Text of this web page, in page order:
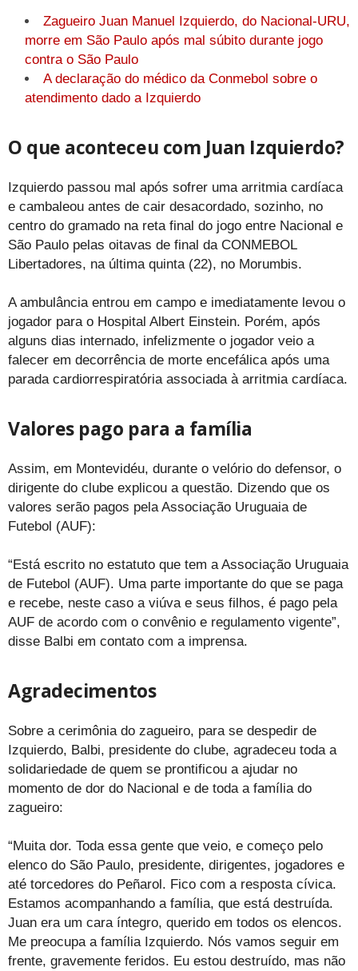
Zagueiro Juan Manuel Izquierdo, do Nacional-URU,
morre em São Paulo após mal súbito durante jogo
contra o São Paulo
A declaração do médico da Conmebol sobre o
atendimento dado a Izquierdo
O que aconteceu com Juan Izquierdo?
Izquierdo passou mal após sofrer uma arritmia cardíaca
e cambaleou antes de cair desacordado, sozinho, no
centro do gramado na reta final do jogo entre Nacional e
São Paulo pelas oitavas de final da CONMEBOL
Libertadores, na última quinta (22), no Morumbis.
A ambulância entrou em campo e imediatamente levou o
jogador para o Hospital Albert Einstein. Porém, após
alguns dias internado, infelizmente o jogador veio a
falecer em decorrência de morte encefálica após uma
parada cardiorrespiratória associada à arritmia cardíaca.
Valores pago para a família
Assim, em Montevidéu, durante o velório do defensor, o
dirigente do clube explicou a questão. Dizendo que os
valores serão pagos pela Associação Uruguaia de
Futebol (AUF):
“Está escrito no estatuto que tem a Associação Uruguaia
de Futebol (AUF). Uma parte importante do que se paga
e recebe, neste caso a viúva e seus filhos, é pago pela
AUF de acordo com o convênio e regulamento vigente”,
disse Balbi em contato com a imprensa.
Agradecimentos
Sobre a cerimônia do zagueiro, para se despedir de
Izquierdo, Balbi, presidente do clube, agradeceu toda a
solidariedade de quem se prontificou a ajudar no
momento de dor do Nacional e de toda a família do
zagueiro:
“Muita dor. Toda essa gente que veio, e começo pelo
elenco do São Paulo, presidente, dirigentes, jogadores e
até torcedores do Peñarol. Fico com a resposta cívica.
Estamos acompanhando a família, que está destruída.
Juan era um cara íntegro, querido em todos os elencos.
Me preocupa a família Izquierdo. Nós vamos seguir em
frente, gravemente feridos. Eu estou destruído, mas não